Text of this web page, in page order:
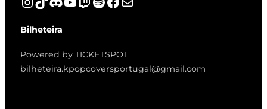
Bilheteira
Powered by TICKETSPOT
bilheteira.kpopcoversportugal@gmail.com